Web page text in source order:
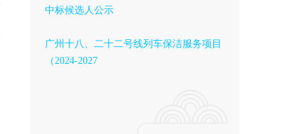
中标候选人公示
广州十八、二十二号线列车保洁服务项目
（2024-2027